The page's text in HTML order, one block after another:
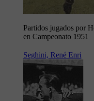
Partidos jugados por
en Campeonato 1951
Seghini, René Enri